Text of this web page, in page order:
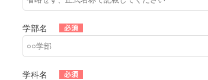
学部名
学科名